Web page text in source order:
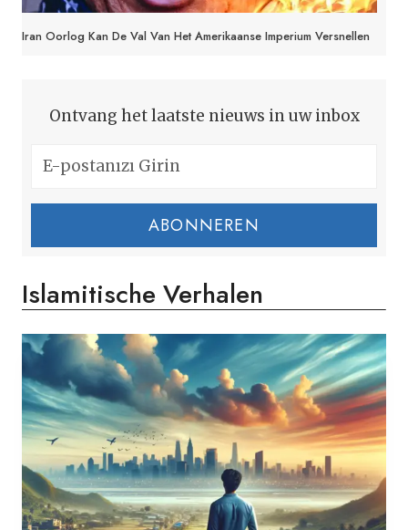
Iran Oorlog Kan De Val Van Het Amerikaanse Imperium Versnellen
Ontvang het laatste nieuws in uw inbox
ABONNEREN
Islamitische Verhalen